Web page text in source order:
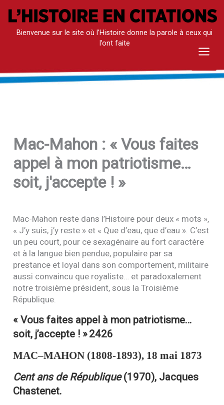
Aller
contenuBienvenue sur le site où l’Histoire donne la parole à ceux qui
l’ont faite
Main
Mac-Mahon : « Vous faites
appel à mon patriotisme…
soit, j'accepte ! »
Mac-Mahon reste dans l’Histoire pour deux « mots »,
« J’y suis, j’y reste » et « Que d’eau, que d’eau ». C’est
un peu court, pour ce sexagénaire au fort caractère
et à la langue bien pendue, populaire par sa
prestance et loyal dans son comportement, militaire
aussi convaincu que royaliste… et paradoxalement
notre troisième président, sous la Troisième
République.
« Vous faites appel à mon patriotisme…
soit, j’accepte ! »2426
MAC–MAHON (1808-1893), 18 mai 1873
Cent ans de République(1970), Jacques
Chastenet.